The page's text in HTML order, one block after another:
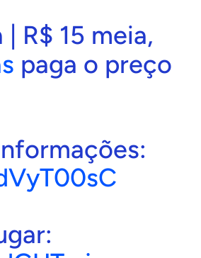
R$ 15 meia,
paga o preço